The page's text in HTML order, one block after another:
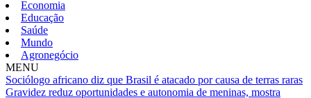
Economia
Educação
Saúde
Mundo
Agronegócio
MENU
Sociólogo africano diz que Brasil é atacado por causa de terras raras
Gravidez reduz oportunidades e autonomia de meninas, mostra